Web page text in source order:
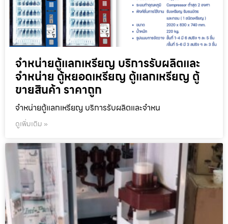
จำหน่ายตู้แลกเหรียญ บริการรับผลิตและ
จำหน่าย ตู้หยอดเหรียญ ตู้แลกเหรียญ ตู้
ขายสินค้า ราคาถูก
จำหน่ายตู้แลกเหรียญ บริการรับผลิตและจำหน
ดูเพิ่มเติม »